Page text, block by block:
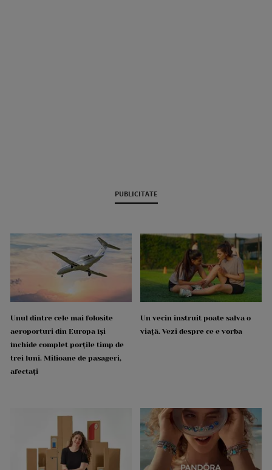
PUBLICITATE
Unul dintre cele mai folosite
aeroporturi din Europa își
închide complet porțile timp de
trei luni. Milioane de pasageri,
afectați
Un vecin instruit poate salva o
viață. Vezi despre ce e vorba